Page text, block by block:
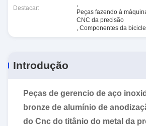
Destacar:
,
Peças fazendo à
CNC da precisão
, Componentes da
Introdução
Peças de gerencio de aço
bronze de alumínio de
do Cnc do titânio do metal da